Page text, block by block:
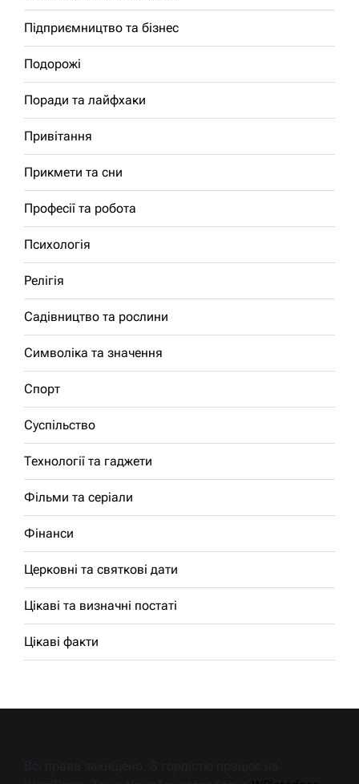
Підприємництво та бізнес
Подорожі
Поради та лайфхаки
Привітання
Прикмети та сни
Професії та робота
Психологія
Релігія
Садівництво та рослини
Символіка та значення
Спорт
Суспільство
Технології та гаджети
Фільми та серіали
Фінанси
Церковні та святкові дати
Цікаві та визначні постаті
Цікаві факти